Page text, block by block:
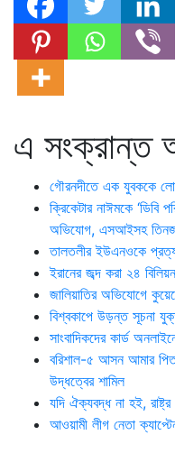
এ সংক্রান্ত
গৌরনদীতে এক যুবককে
ক্রিকেটার নাঈমকে ‘ডিবি
অভিযোগ, এসআইসহ
তালতলীর ইউএনওকে
ইরানের জব্দ করা ২৪
জালিয়াতির অভিযোগে
বিশ্বকাপে উড়ন্ত সূচনা
সাংবাদিকদের কার্ড
বরিশাল-৫ আসন আমার
উদ্ধত্বের শামিল
যদি ঐক্যবদ্ধ না হই, রাষ্ট্র
আওয়ামী লীগ নেতা